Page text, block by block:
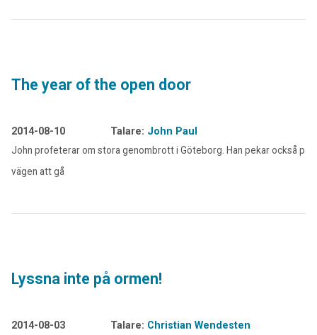
The year of the open door
2014-08-10 Talare: John Paul
John profeterar om stora genombrott i Göteborg. Han pekar också på
vägen att gå
Lyssna inte på ormen!
2014-08-03 Talare: Christian Wendesten